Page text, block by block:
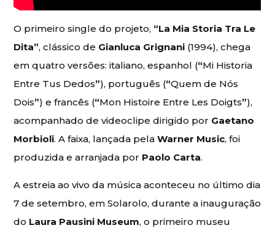
O primeiro single do projeto, “La Mia Storia Tra Le
Dita”, clássico de Gianluca Grignani (1994), chega
em quatro versões: italiano, espanhol (“Mi Historia
Entre Tus Dedos”), português (“Quem de Nós
Dois”) e francês (“Mon Histoire Entre Les Doigts”),
acompanhado de videoclipe dirigido por Gaetano
Morbioli. A faixa, lançada pelaWarner Music, foi
produzida e arranjada por Paolo Carta.
A estreia ao vivo da música aconteceu no último dia
7 de setembro, em Solarolo, durante a inauguração
do Laura Pausini Museum, o primeiro museu